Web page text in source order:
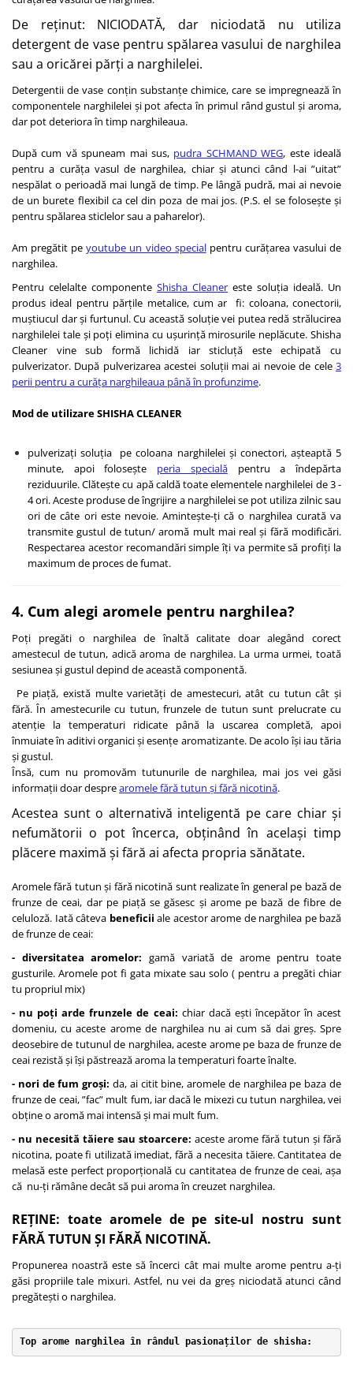
De reținut: NICIODATĂ, dar niciodată nu utiliza
detergent de vase pentru spălarea vasului de narghilea
sau a oricărei părți a narghilelei.
Detergentii de vase conțin substanțe chimice, care se impregnează în
componentele narghilelei și pot afecta în primul rând gustul și aroma,
dar pot deteriora în timp narghileaua.
După cum vă spuneam mai sus, pudra SCHMAND WEG, este ideală
pentru a curăța vasul de narghilea, chiar și atunci când l-ai ”uitat”
nespălat o perioadă mai lungă de timp. Pe lângă pudră, mai ai nevoie
de un burete flexibil ca cel din poza de mai jos. (P.S. el se folosește și
pentru spălarea sticlelor sau a paharelor).
Am pregătit peyoutube un video specialpentru curățarea vasului de
narghilea.
Pentru celelalte componente Shisha Cleaner este soluția ideală. Un
produs ideal pentru părțile metalice, cum ar fi: coloana, conectorii,
muștiucul dar și furtunul. Cu această soluție vei putea redă strălucirea
narghilelei tale și poți elimina cu ușurință mirosurile neplăcute. Shisha
Cleaner vine sub formă lichidă iar sticluță este echipată cu
pulverizator. După pulverizarea acestei soluții mai ai nevoie de cele 3
perii pentru a curăța narghileaua până în profunzime.
Mod de utilizare SHISHA CLEANER
pulverizați soluția pe coloana narghilelei și conectori, așteaptă 5
minute, apoi folosește peria specialăpentru a îndepărta
reziduurile. Clătește cu apă caldă toate elementele narghilelei de 3 -
4 ori. Aceste produse de îngrijire a narghilelei se pot utiliza zilnic sau
ori de câte ori este nevoie. Amintește-ți că o narghilea curată va
transmite gustul de tutun/ aromă mult mai real și fără modificări.
Respectarea acestor recomandări simple îți va permite să profiți la
maximum de proces de fumat.
4. Cum alegi aromele pentru narghilea?
Poți pregăti o narghilea de înaltă calitate doar alegând corect
amestecul de tutun, adică aroma de narghilea. La urma urmei, toată
sesiunea și gustul depind de această componentă.
Pe piață, există multe varietăți de amestecuri, atât cu tutun cât și
fără. În amestecurile cu tutun, frunzele de tutun sunt prelucrate cu
atenție la temperaturi ridicate până la uscarea completă, apoi
înmuiate în aditivi organici și esențe aromatizante. De acolo își iau tăria
și gustul.
Însă, cum nu promovăm tutunurile de narghilea, mai jos vei găsi
informații doar desprearomele fără tutun și fără nicotină.
Acestea sunt o alternativă inteligentă pe care chiar și
nefumătorii o pot încerca, obținând în același timp
plăcere maximă și fără ai afecta propria sănătate.
Aromele fără tutun și fără nicotină sunt realizate în general pe bază de
frunze de ceai, dar pe piață se găsesc și arome pe bază de fibre de
celuloză. Iată câteva beneficii ale acestor arome de narghilea pe bază
de frunze de ceai:
- diversitatea aromelor: gamă variată de arome pentru toate
gusturile. Aromele pot fi gata mixate sau solo ( pentru a pregăti chiar
tu propriul mix)
- nu poți arde frunzele de ceai: chiar dacă ești începător în acest
domeniu, cu aceste arome de narghilea nu ai cum să dai greș. Spre
deosebire de tutunul de narghilea, aceste arome pe baza de frunze de
ceai rezistă și își păstrează aroma la temperaturi foarte înalte.
- nori de fum groși: da, ai citit bine, aromele de narghilea pe baza de
frunze de ceai, ”fac” mult fum, iar dacă le mixezi cu tutun narghilea, vei
obține o aromă mai intensă și mai mult fum.
- nu necesită tăiere sau stoarcere: aceste arome fără tutun și fără
nicotina, poate fi utilizată imediat, fără a necesita tăiere. Cantitatea de
melasă este perfect proporțională cu cantitatea de frunze de ceai, așa
că nu-ți rămâne decât să pui aroma în creuzet narghilea.
REȚINE: toate aromele de pe site-ul nostru sunt
FĂRĂ TUTUN ȘI FĂRĂ NICOTINĂ.
Propunerea noastră este să încerci cât mai multe arome pentru a-ți
găsi propriile tale mixuri. Astfel, nu vei da greș niciodată atunci când
pregătești o narghilea.
Top arome narghilea în rândul pasionaților de shisha: